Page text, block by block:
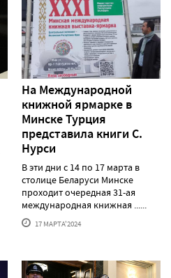
На Международной
книжной ярмарке в
Минске Турция
представила книги С.
Нурси
В эти дни с 14 по 17 марта в
столице Беларуси Минске
проходит очередная 31-ая
международная книжная ......
17 МАРТА'2024